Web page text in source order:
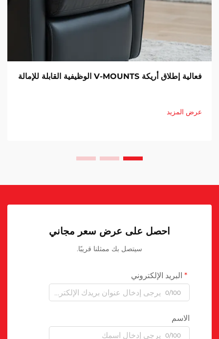
فعالية إطلاق أريكة V-MOUNTS الوظيفية القابلة للإمالة
عرض المزيد
احصل على عرض سعر مجاني
سيتصل بك ممثلنا قريبًا.
البريد الإلكتروني
0/100
الاسم
0/100